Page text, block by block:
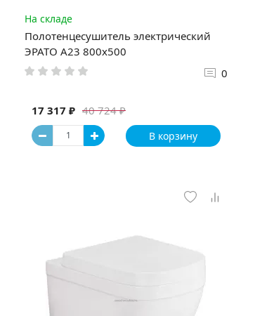
На складе
Полотенцесушитель электрический
ЭРАТО А23 800x500
0
40 724 ₽
17 317 ₽
В корзину